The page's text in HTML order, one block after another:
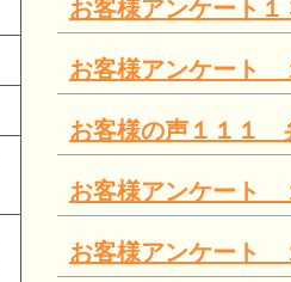
お客様アンケート１
お客様アンケート
お客様の声１１１
お客様アンケート
お客様アンケート